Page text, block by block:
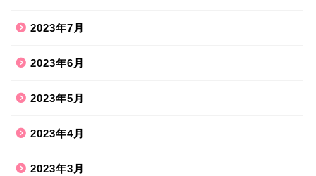
2023年7月
2023年6月
2023年5月
2023年4月
2023年3月